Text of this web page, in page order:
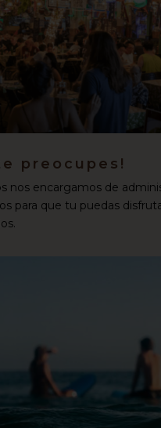
preocupes!
nos encargamos de
para que tu puedas